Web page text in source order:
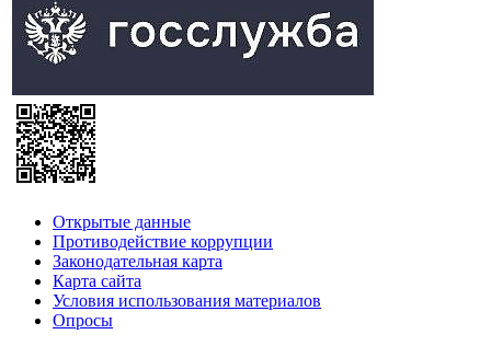
Открытые данные
Противодействие коррупции
Законодательная карта
Карта сайта
Условия использования материалов
Опросы